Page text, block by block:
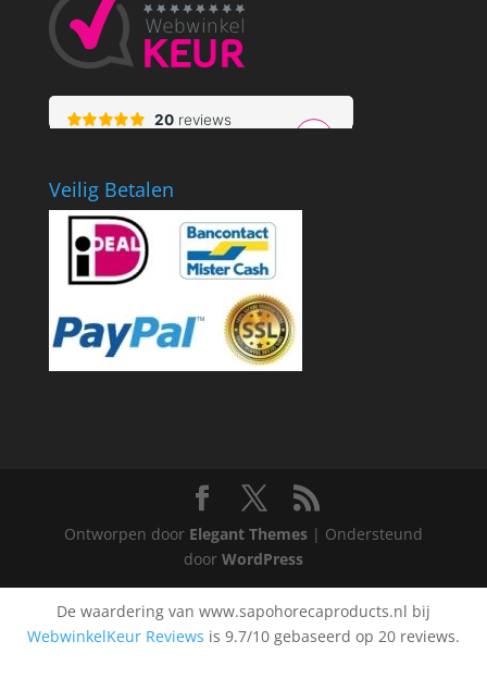
Veilig Betalen
Ontworpen door Elegant Themes| Ondersteund
door WordPress
De waardering van www.sapohorecaproducts.nl bij
WebwinkelKeur Reviews is 9.7/10 gebaseerd op 20 reviews.